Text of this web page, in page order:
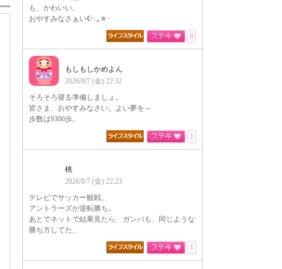
も、かわいい。
おやすみなさぁい☪:.｡✯･
0
もしもしかめよん
2026/8/7 (金) 22:32
そろそろ寝る準備しましょ。
皆さま、おやすみなさい。よい夢を～
歩数は9300歩。
1
桃
2026/8/7 (金) 22:23
テレビでサッカー観戦。
アントラーズが逆転勝ち。
あとでネットで結果見たら、ガンバも、同じような
勝ち方してた。
1